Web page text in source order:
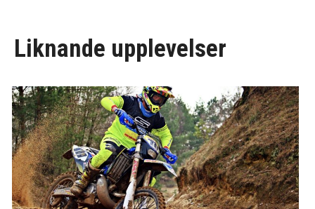
Liknande upplevelser